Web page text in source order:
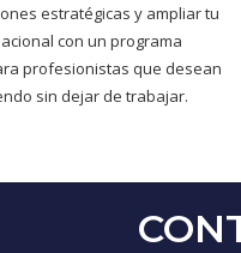
estratégicas y ampliar tu
con un programa
profesionistas que desean
sin dejar de trabajar.